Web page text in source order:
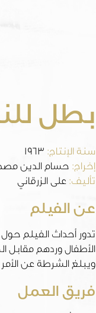
بطل
سنة الإنتاج:
إخراج: حسام الدين
تأليف: على الزرقاني
عن الفيلم
تدور أحداث الفيلم
الأطفال وردهم
ويبلغ الشرطة عن
فريق العمل